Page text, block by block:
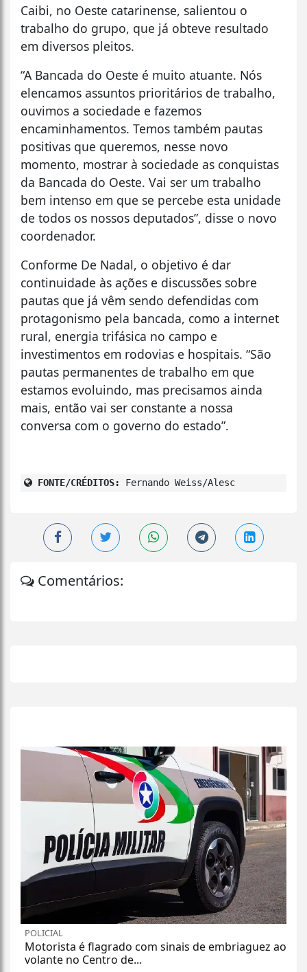
Caibi, no Oeste catarinense, salientou o
trabalho do grupo, que já obteve resultado
em diversos pleitos.
“A Bancada do Oeste é muito atuante. Nós
elencamos assuntos prioritários de trabalho,
ouvimos a sociedade e fazemos
encaminhamentos. Temos também pautas
positivas que queremos, nesse novo
momento, mostrar à sociedade as conquistas
da Bancada do Oeste. Vai ser um trabalho
bem intenso em que se percebe esta unidade
de todos os nossos deputados”, disse o novo
coordenador.
Conforme De Nadal, o objetivo é dar
continuidade às ações e discussões sobre
pautas que já vêm sendo defendidas com
protagonismo pela bancada, como a internet
rural, energia trifásica no campo e
investimentos em rodovias e hospitais. “São
pautas permanentes de trabalho em que
estamos evoluindo, mas precisamos ainda
mais, então vai ser constante a nossa
conversa com o governo do estado”.
FONTE/CRÉDITOS: Fernando Weiss/Alesc
Comentários:
POLICIAL
Motorista é flagrado com sinais de embriaguez ao
volante no Centro de...